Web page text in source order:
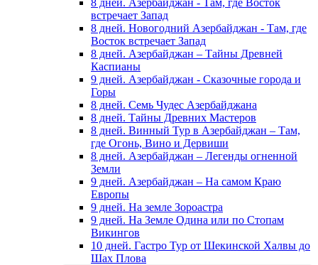
8 дней. Азербайджан - Там, где Восток
встречает Запад
8 дней. Новогодний Азербайджан - Там, где
Восток встречает Запад
8 дней. Азербайджан – Тайны Древней
Каспианы
9 дней. Азербайджан - Сказочные города и
Горы
8 дней. Семь Чудес Азербайджана
8 дней. Тайны Древних Мастеров
8 дней. Винный Тур в Азербайджан – Там,
где Огонь, Вино и Дервиши
8 дней. Азербайджан – Легенды огненной
Земли
9 дней. Азербайджан – На самом Краю
Европы
9 дней. На земле Зороастра
9 дней. На Земле Одина или по Стопам
Викингов
10 дней. Гастро Тур от Шекинской Халвы до
Шах Плова